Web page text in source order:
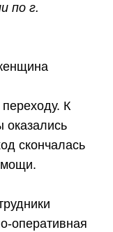
по г.
К
скончалась
оперативная